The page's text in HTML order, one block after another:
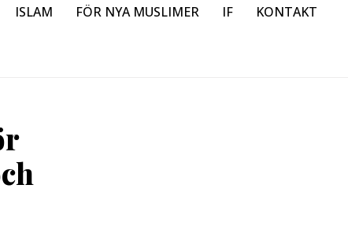
ISLAM FÖR NYA MUSLIMER IF KONTAKT